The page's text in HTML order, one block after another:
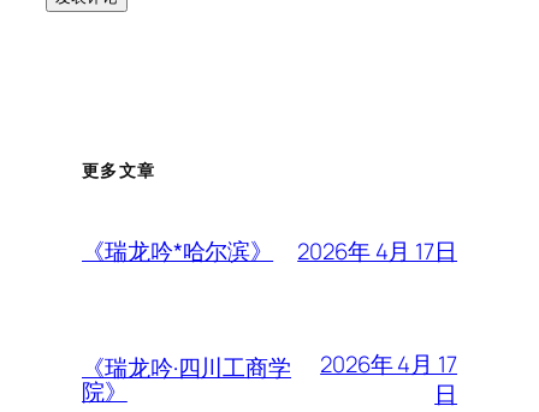
更多文章
《瑞龙吟*哈尔滨》 2026年 4月 17日
《瑞龙吟·四川工商学
院》
2026年 4月 17
日